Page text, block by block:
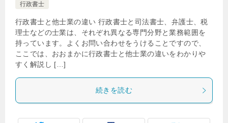
行政書士
行政書士と他士業の違い 行政書士と司法書士、弁護士、税
理士などの士業は、それぞれ異なる専門分野と業務範囲を
持っています。よくお問い合わせをうけることですので、
ここでは、おおまかに行政書士と他士業の違いをわかりや
すく解説し […]
続きを読む